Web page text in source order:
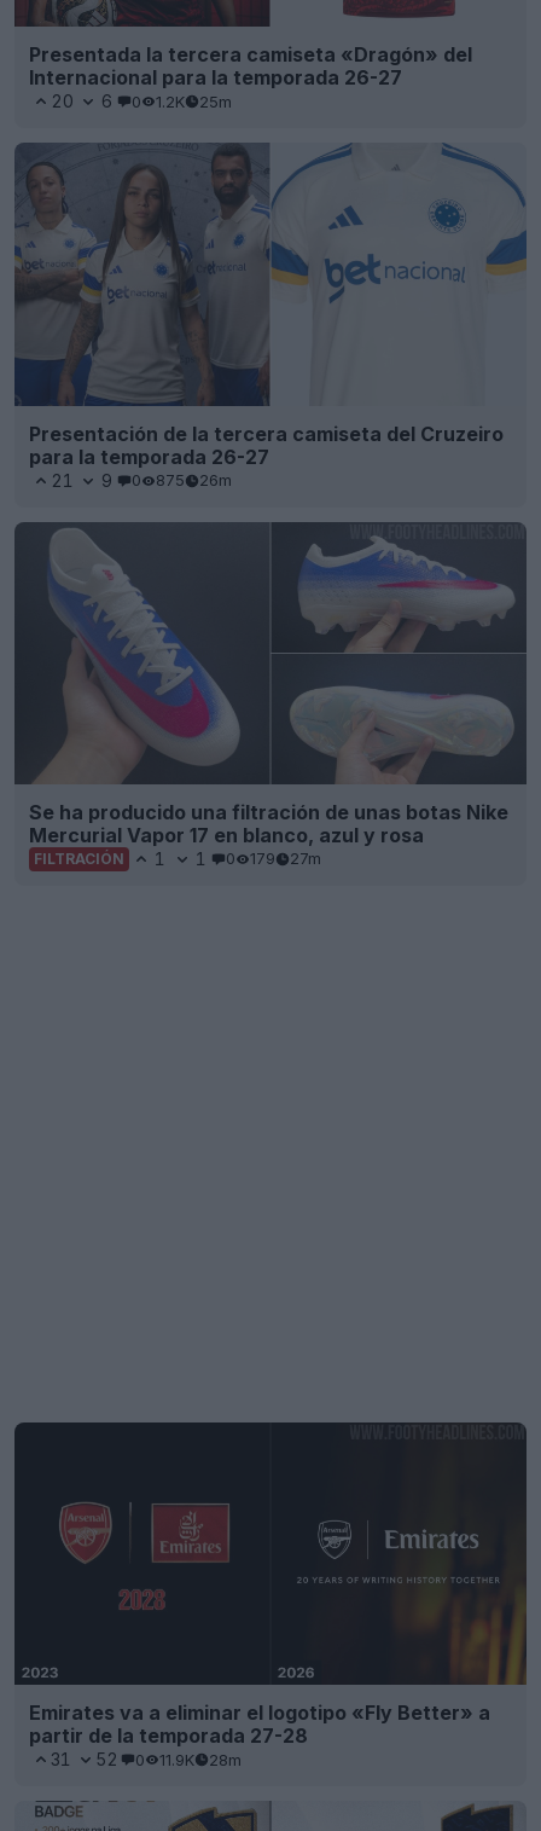
Presentada la tercera camiseta «Dragón» del
Internacional para la temporada 26-27
20 6 0 1.2K 25m
Presentación de la tercera camiseta del Cruzeiro
para la temporada 26-27
21 9 0 875 26m
Se ha producido una filtración de unas botas Nike
Mercurial Vapor 17 en blanco, azul y rosa
FILTRACIÓN 1 1 0 179 27m
Emirates va a eliminar el logotipo «Fly Better» a
partir de la temporada 27-28
31 52 0 11.9K 28m